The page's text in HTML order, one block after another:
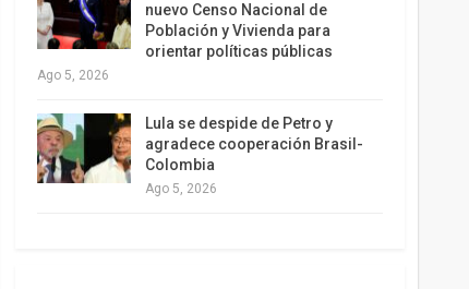
nuevo Censo Nacional de
Población y Vivienda para
orientar políticas públicas
Ago 5, 2026
Lula se despide de Petro y
agradece cooperación Brasil-
Colombia
Ago 5, 2026